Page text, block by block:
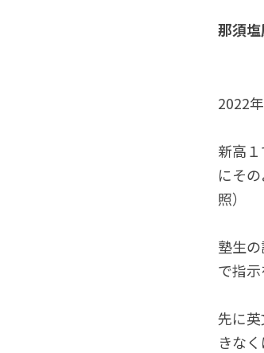
那須
2022
新高
にそ
照）
塾生
で指
先に
きな